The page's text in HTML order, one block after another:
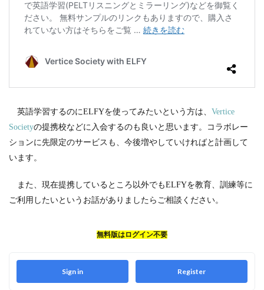
英語学習するのにELFYを使ってみたいという方は、 Vertice
Societyの提携校などに入会するのも良いと思います。コラボレー
ションに先限定のサービスも、今後増やしていければと計画して
います。
また、現在提携しているところ以外でもELFYを教育、訓練等に
ご利用したいというお話がありましたらご相談ください。
無料版はログイン不要
Sign in Register